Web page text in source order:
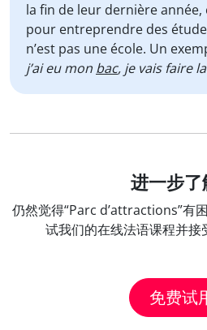
la fin de leur dernière année,
pour entreprendre des
n’est pas une école. Un
j’ai eu mon bac, je vais faire
进一步
仍然觉得“Parc d’attractions”有
试我们的在线法语课程并接
免费试